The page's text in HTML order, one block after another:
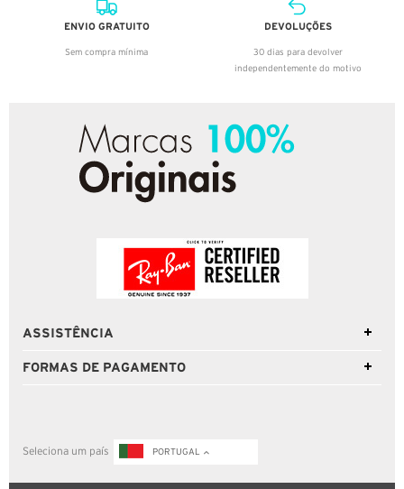
ENVIO GRATUITO
Sem compra mínima
DEVOLUÇÕES
30 dias para devolver
independentemente do motivo
ASSISTÊNCIA
FORMAS DE PAGAMENTO
Seleciona um país PORTUGAL